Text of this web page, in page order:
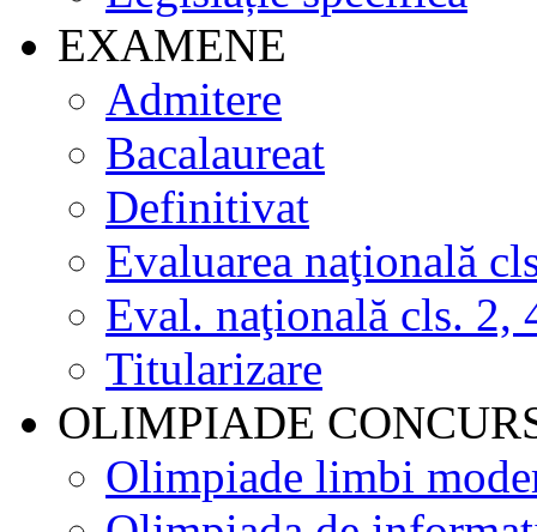
EXAMENE
Admitere
Bacalaureat
Definitivat
Evaluarea naţională
Eval. naţională cls. 2,
Titularizare
OLIMPIADE
Olimpiade limbi